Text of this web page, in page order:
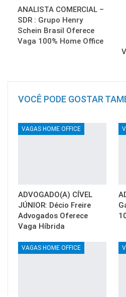
ANALISTA COMERCIAL –
SDR : Grupo Henry
Schein Brasil Oferece
Vaga 100% Home Office
VOCÊ PODE GOSTAR
VAGAS HOME OFFICE
ADVOGADO(A) CÍVEL
JÚNIOR: Décio Freire
Advogados Oferece
Vaga Híbrida
VAGAS HOME OFFICE